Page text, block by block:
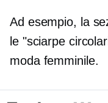
Ad esempio, la
le "sciarpe
moda femminile.